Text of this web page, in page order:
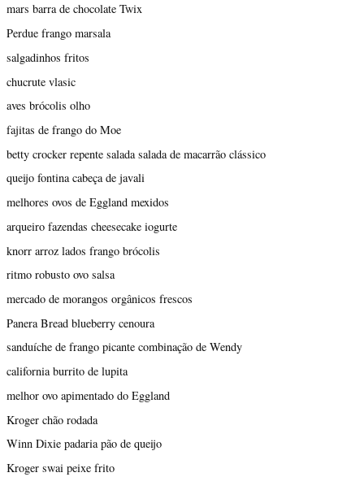
mars barra de chocolate Twix
Perdue frango marsala
salgadinhos fritos
chucrute vlasic
aves brócolis olho
fajitas de frango do Moe
betty crocker repente salada salada de macarrão clássico
queijo fontina cabeça de javali
melhores ovos de Eggland mexidos
arqueiro fazendas cheesecake iogurte
knorr arroz lados frango brócolis
ritmo robusto ovo salsa
mercado de morangos orgânicos frescos
Panera Bread blueberry cenoura
sanduíche de frango picante combinação de Wendy
california burrito de lupita
melhor ovo apimentado do Eggland
Kroger chão rodada
Winn Dixie padaria pão de queijo
Kroger swai peixe frito